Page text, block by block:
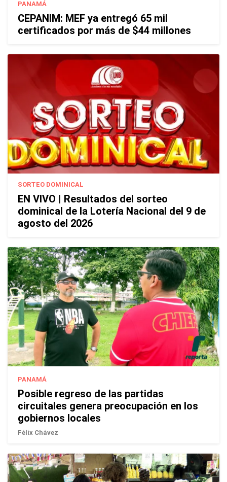
PANAMÁ
CEPANIM: MEF ya entregó 65 mil
certificados por más de $44 millones
SORTEO DOMINICAL
EN VIVO | Resultados del sorteo
dominical de la Lotería Nacional del 9 de
agosto del 2026
PANAMÁ
Posible regreso de las partidas
circuitales genera preocupación en los
gobiernos locales
Félix Chávez